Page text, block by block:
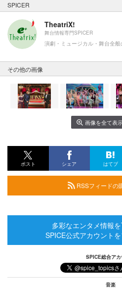
SPICER
TheatriX!
舞台情報専門SPICER
演劇・ミュージカル・舞台全般
その他の画像
画像を全て表
ポスト シェア はてブ
RSSフィードの
多彩なエンタメ情報
SPICE公式アカウント
SPICE総合アカ
音楽